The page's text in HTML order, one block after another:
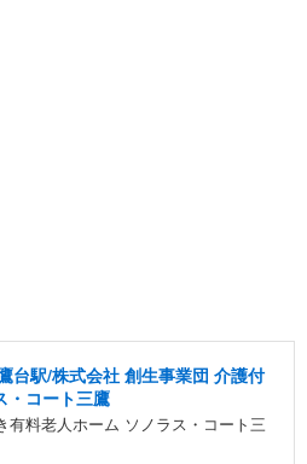
台駅/株式会社 創生事業団 介護付
・コート三鷹
有料老人ホーム ソノラス・コート三